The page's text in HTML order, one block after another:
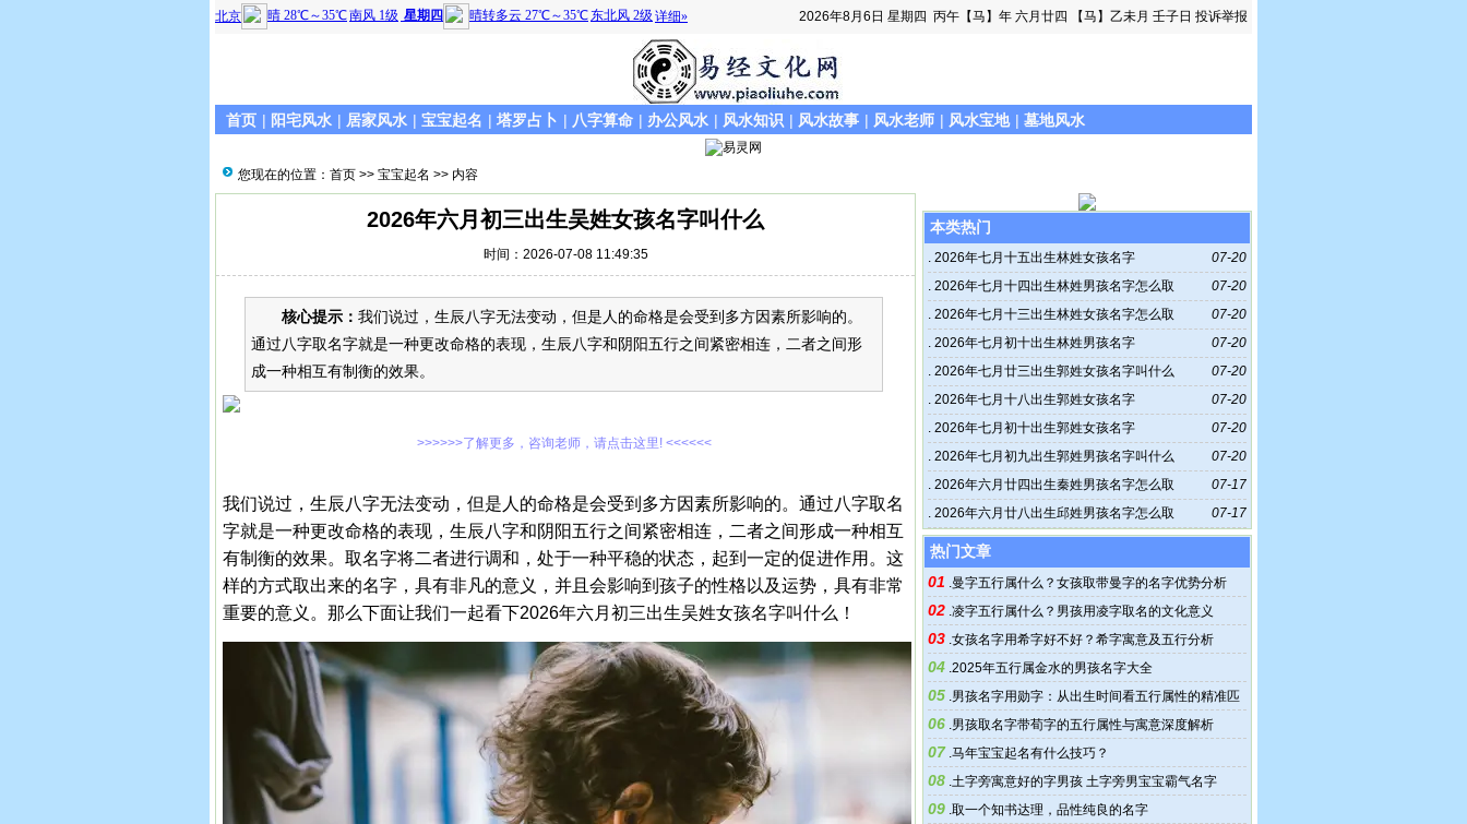
2026年8月6日 星期四 丙午【马】年 六月廿四 【马】乙未月 壬子日 投诉举报
首页 | 阳宅风水 | 居家风水 | 宝宝起名 | 塔罗占卜 | 八字算命 | 办公风水 | 风水知识 | 风水故事 | 风水老师 | 风水宝地 | 墓地风水
您现在的位置： 首页 >> 宝宝起名 >> 内容
2026年六月初三出生吴姓女孩名字叫什么
时间：2026-07-08 11:49:35
核心提示： 我们说过，生辰八字无法变动，但是人的命格是会受到多方因素所影响的。
通过八字取名字就是一种更改命格的表现，生辰八字和阴阳五行之间紧密相连，二者之间形
成一种相互有制衡的效果。
>>>>>>了解更多，咨询老师，请点击这里! <<<<<<
我们说过，生辰八字无法变动，但是人的命格是会受到多方因素所影响的。通过八字取名
字就是一种更改命格的表现，生辰八字和阴阳五行之间紧密相连，二者之间形成一种相互
有制衡的效果。取名字将二者进行调和，处于一种平稳的状态，起到一定的促进作用。这
样的方式取出来的名字，具有非凡的意义，并且会影响到孩子的性格以及运势，具有非常
重要的意义。那么下面让我们一起看下2026年六月初三出生吴姓女孩名字叫什么！
本类热门
07-20
. 2026年七月十五出生林姓女孩名字
07-20
. 2026年七月十四出生林姓男孩名字怎么取
07-20
. 2026年七月十三出生林姓女孩名字怎么取
07-20
. 2026年七月初十出生林姓男孩名字
07-20
. 2026年七月廿三出生郭姓女孩名字叫什么
07-20
. 2026年七月十八出生郭姓女孩名字
07-20
. 2026年七月初十出生郭姓女孩名字
07-20
. 2026年七月初九出生郭姓男孩名字叫什么
07-17
. 2026年六月廿四出生秦姓男孩名字怎么取
07-17
. 2026年六月廿八出生邱姓男孩名字怎么取
热门文章
01 .曼字五行属什么？女孩取带曼字的名字优势分析
02 .凌字五行属什么？男孩用凌字取名的文化意义
03 .女孩名字用希字好不好？希字寓意及五行分析
04 .2025年五行属金水的男孩名字大全
05 .男孩名字用勋字：从出生时间看五行属性的精准匹
配
06 .男孩取名字带荀字的五行属性与寓意深度解析
07 .马年宝宝起名有什么技巧？
08 .土字旁寓意好的字男孩 土字旁男宝宝霸气名字
09 .取一个知书达理，品性纯良的名字